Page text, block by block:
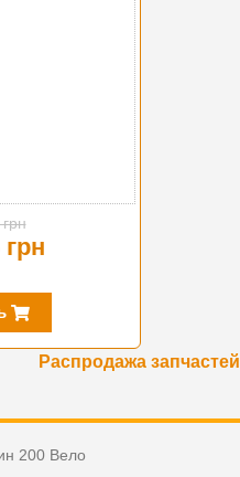
грн
Распродажа запчастей